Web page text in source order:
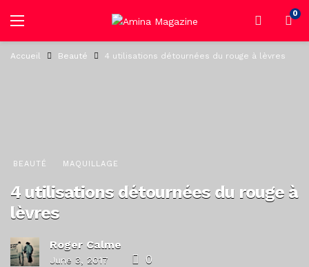
0
Accueil Beauté 4 utilisations détournées du rouge à lèvres
BEAUTÉ MAQUILLAGE
4 utilisations détournées du rouge à
lèvres
Roger Calme
June 3, 2017 0